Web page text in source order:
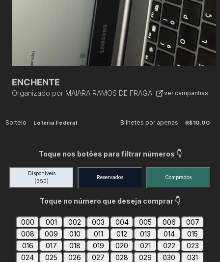
ENCHENTE
Organizado por MAIARA RAMOS DE FRAGA ver campanhas
Sorteio Loteria Federal Bilhetes por apenas R$10,00
Toque nos botões para filtrar números 👇
Disponíveis
(350)
Reservados Comprados
Toque no número que deseja comprar 👇
000 001 002 003 004 005 006
007
008
009 010 011 012 013 014
015
016
017 018 019 020 021 022
023
024
025 026 027 028 029 030
031